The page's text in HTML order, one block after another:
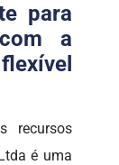
para
a
recursos
é uma